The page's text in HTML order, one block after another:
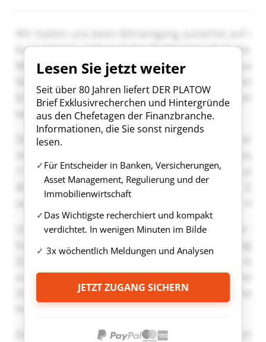
Lesen Sie jetzt weiter
Seit über 80 Jahren liefert DER PLATOW
Brief Exklusivrecherchen und Hintergründe
aus den Chefetagen der Finanzbranche.
Informationen, die Sie sonst nirgends
lesen.
Für Entscheider in Banken, Versicherungen,
Asset Management, Regulierung und der
Immobilienwirtschaft
Das Wichtigste recherchiert und kompakt
verdichtet. In wenigen Minuten im Bilde
3x wöchentlich Meldungen und Analysen
JETZT ZUGANG SICHERN